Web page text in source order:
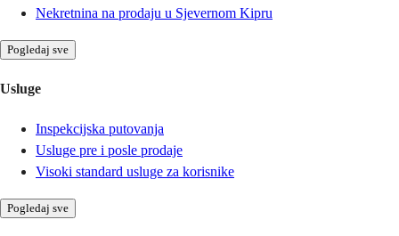
Nekretnina na prodaju u Sjevernom Kipru
Pogledaj sve
Usluge
Inspekcijska putovanja
Usluge pre i posle prodaje
Visoki standard usluge za korisnike
Pogledaj sve